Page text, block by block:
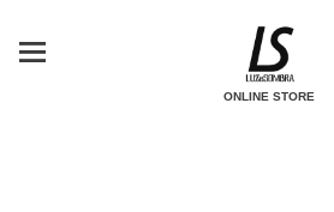
ONLINE STORE